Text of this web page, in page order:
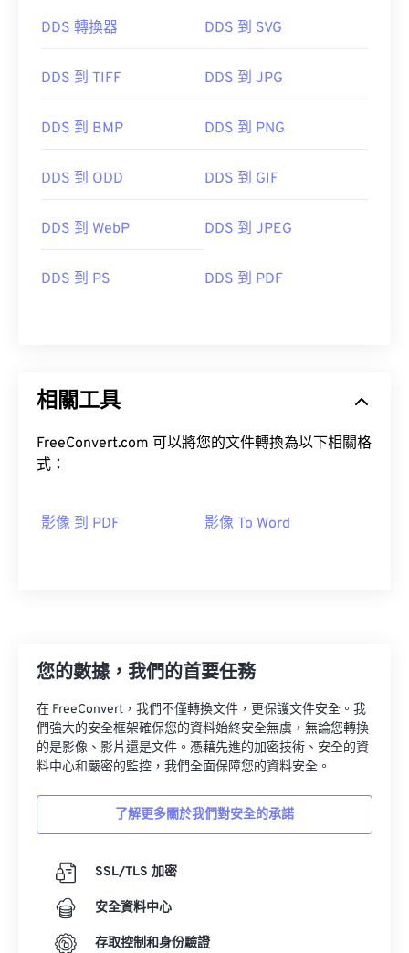
DDS 轉換器 DDS 到 SVG
DDS 到 TIFF DDS 到 JPG
DDS 到 BMP DDS 到 PNG
DDS 到 ODD DDS 到 GIF
DDS 到 WebP DDS 到 JPEG
DDS 到 PS DDS 到 PDF
相關工具
FreeConvert.com 可以將您的文件轉換為以下相關格
式：
影像 到 PDF 影像 To Word
您的數據，我們的首要任務
在 FreeConvert，我們不僅轉換文件，更保護文件安全。我
們強大的安全框架確保您的資料始終安全無虞，無論您轉換
的是影像、影片還是文件。憑藉先進的加密技術、安全的資
料中心和嚴密的監控，我們全面保障您的資料安全。
了解更多關於我們對安全的承諾
SSL/TLS 加密
安全資料中心
存取控制和身份驗證